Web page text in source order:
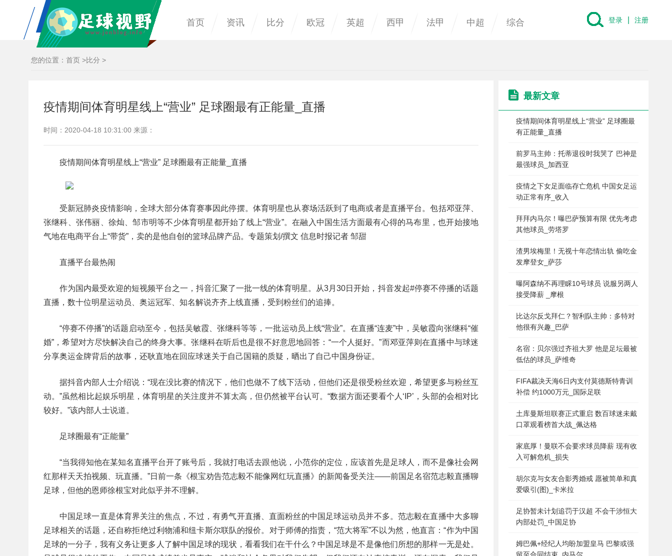
首页 资讯 比分 欧冠 英超 西甲 法甲 中超 综合 登录 注册
您的位置： 首页 >比分 >
疫情期间体育明星线上“营业” 足球圈最有正能量_直播
时间：2020-04-18 10:31:00 来源：
疫情期间体育明星线上“营业” 足球圈最有正能量_直播
受新冠肺炎疫情影响，全球大部分体育赛事因此停摆。体育明星也从赛场活跃到了电商或者是直播平台。包括邓亚萍、
张继科、张伟丽、徐灿、邹市明等不少体育明星都开始了线上“营业”。在融入中国生活方面最有心得的马布里，也开始接地
气地在电商平台上“带货”，卖的是他自创的篮球品牌产品。专题策划/撰文 信息时报记者 邹甜
直播平台最热闹
作为国内最受欢迎的短视频平台之一，抖音汇聚了一批一线的体育明星。从3月30日开始，抖音发起#停赛不停播的话题
直播，数十位明星运动员、奥运冠军、知名解说齐齐上线直播，受到粉丝们的追捧。
“停赛不停播”的话题启动至今，包括吴敏霞、张继科等等，一批运动员上线“营业”。在直播“连麦”中，吴敏霞向张继科“催
婚”，希望对方尽快解决自己的终身大事。张继科在听后也是很不好意思地回答：“一个人挺好。”而邓亚萍则在直播中与球迷
分享奥运金牌背后的故事，还耿直地在回应球迷关于自己国籍的质疑，晒出了自己中国身份证。
据抖音内部人士介绍说：“现在没比赛的情况下，他们也做不了线下活动，但他们还是很受粉丝欢迎，希望更多与粉丝互
动。”虽然相比起娱乐明星，体育明星的关注度并不算太高，但仍然被平台认可。“数据方面还要看个人‘IP’，头部的会相对比
较好。”该内部人士说道。
足球圈最有“正能量”
“当我得知他在某知名直播平台开了账号后，我就打电话去跟他说，小范你的定位，应该首先是足球人，而不是像社会网
红那样天天拍视频、玩直播。”日前一条《根宝劝告范志毅不能像网红玩直播》的新闻备受关注——前国足名宿范志毅直播聊
足球，但他的恩师徐根宝对此似乎并不理解。
中国足球一直是体育界关注的焦点，不过，有勇气开直播、直面粉丝的中国足球运动员并不多。范志毅在直播中大多聊
足球相关的话题，还自称拒绝过利物浦和纽卡斯尔联队的报价。对于师傅的指责，“范大将军”不以为然，他直言：“作为中国
足球的一分子，我有义务让更多人了解中国足球的现状，看看我们在干什么？中国足球是不是像他们所想的那样一无是处。
最新文章
疫情期间体育明星线上“营业” 足球圈最
有正能量_直播
前罗马主帅：托蒂退役时我哭了 巴神是
最强球员_加西亚
疫情之下女足面临存亡危机 中国女足运
动正常有序_收入
拜拜内马尔！曝巴萨预算有限 优先考虑
其他球员_劳塔罗
渣男埃梅里！无视十年恋情出轨 偷吃金
发摩登女_萨莎
曝阿森纳不再理睬10号球员 说服另两人
接受降薪 _摩根
比达尔反戈拜仁？智利队主帅：多特对
他很有兴趣_巴萨
名宿：贝尔强过齐祖大罗 他是足坛最被
低估的球员_萨维奇
FIFA裁决天海6日内支付莫德斯特青训
补偿 约1000万元_国际足联
土库曼斯坦联赛正式重启 数百球迷未戴
口罩观看榜首大战_佩达格
家底厚！曼联不会要求球员降薪 现有收
入可解危机_损失
胡尔克与女友合影秀婚戒 愿被简单和真
爱吸引(图)_卡米拉
足协暂未计划追罚于汉超 不会干涉恒大
内部处罚_中国足协
姆巴佩+经纪人均盼加盟皇马 巴黎或强